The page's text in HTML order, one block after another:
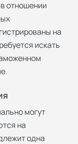
отношении
на
искать
могут
на
одна